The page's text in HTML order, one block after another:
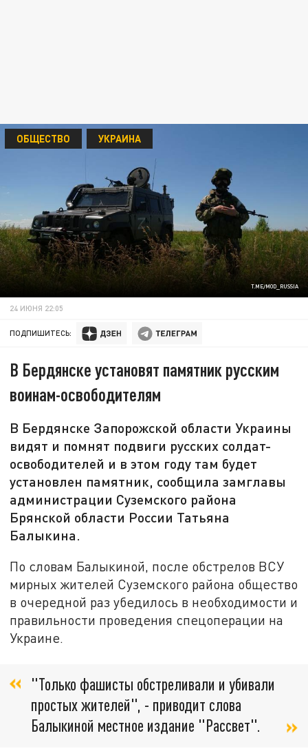
T.ME/MOD_RUSSIA
ОБЩЕСТВО УКРАИНА
24 ИЮНЯ 22:05
ПОДПИШИТЕСЬ:
В Бердянске установят памятник русским
воинам-освободителям
В Бердянске Запорожской области Украины
видят и помнят подвиги русских солдат-
освободителей и в этом году там будет
установлен памятник, сообщила замглавы
администрации Суземского района
Брянской области России Татьяна
Балыкина.
По словам Балыкиной, после обстрелов ВСУ
мирных жителей Суземского района общество
в очередной раз убедилось в необходимости и
правильности проведения спецоперации на
Украине.
"Только фашисты обстреливали и убивали
простых жителей", - приводит слова
Балыкиной местное издание "Рассвет".